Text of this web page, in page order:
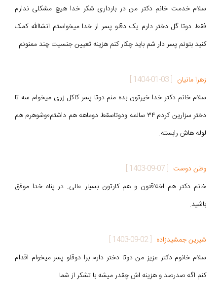
سلام خدمت خانم دکتر من در بارداری شکر خدا هیچ مشکلی ندارم
فقط دوتا گل دختر دارم یک دقلو پسر از خدا میخواستم انشاالله کمک
کنید بتونم پسر دار شم باید چکار کنم هزینه تعیین جنسیت چند ممنونم
زهرا مانیان [
1404-01-03
]
سلام خانم دکتر خدا خیرتون بده منم دوتا پسر کاکل زری میخوام سه تا
دختر سزارین کردم ۳۴ سالمه ودوتاسقط دوماهه هم داشتم۰وشوهرم هم
لوله هاش رابسته.
وطن دوست [
1403-09-07
]
خانم دکتر هم اخلاقتون و هم کارتون بسیار عالی. در پناه خدا موفق
باشید.
شیرین جمشیدزاده [
1403-09-02
]
سلام خانوم دکتر عزیز من دوتا دختر دارم برا دوقلو پسر میخوام اقدام
کنم اگه صدرصد و هزینه اش چقدر میشه با تشکر از شما